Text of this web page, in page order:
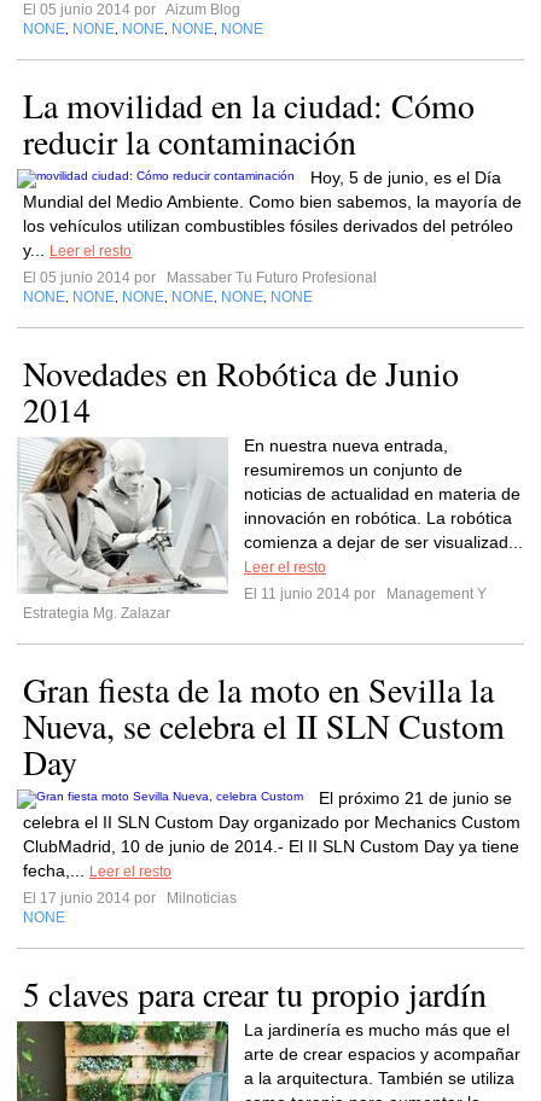
El 05 junio 2014 por Aizum Blog
NONE NONE NONE NONE NONE
La movilidad en la ciudad: Cómo
reducir la contaminación
Hoy, 5 de junio, es el Día
Mundial del Medio Ambiente. Como bien sabemos, la mayoría de
los vehículos utilizan combustibles fósiles derivados del petróleo
y...
Leer el resto
El 05 junio 2014 por
Massaber Tu Futuro Profesional
NONE NONE NONE NONE NONE NONE
Novedades en Robótica de Junio
2014
En nuestra nueva entrada,
resumiremos un conjunto de
noticias de actualidad en materia de
innovación en robótica. La robótica
comienza a dejar de ser visualizad...
Leer el resto
El 11 junio 2014 por
Management Y
Estrategia Mg. Zalazar
Gran fiesta de la moto en Sevilla la
Nueva, se celebra el II SLN Custom
Day
El próximo 21 de junio se
celebra el II SLN Custom Day organizado por Mechanics Custom
ClubMadrid, 10 de junio de 2014.- El II SLN Custom Day ya tiene
fecha,...
Leer el resto
El 17 junio 2014 por
Milnoticias
NONE
5 claves para crear tu propio jardín
La jardinería es mucho más que el
arte de crear espacios y acompañar
a la arquitectura. También se utiliza